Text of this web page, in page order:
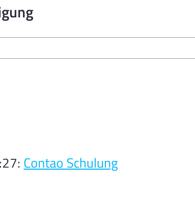
Contao Schulung